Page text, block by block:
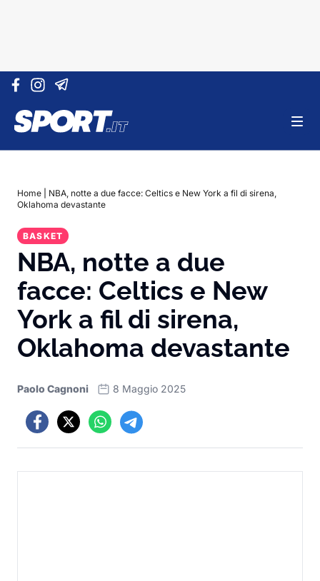
Vai al contenuto
Home
NBA, notte a due facce: Celtics e New York a fil di sirena,
Oklahoma devastante
BASKET
NBA, notte a due
facce: Celtics e New
York a fil di sirena,
Oklahoma devastante
Paolo Cagnoni 8 Maggio 2025